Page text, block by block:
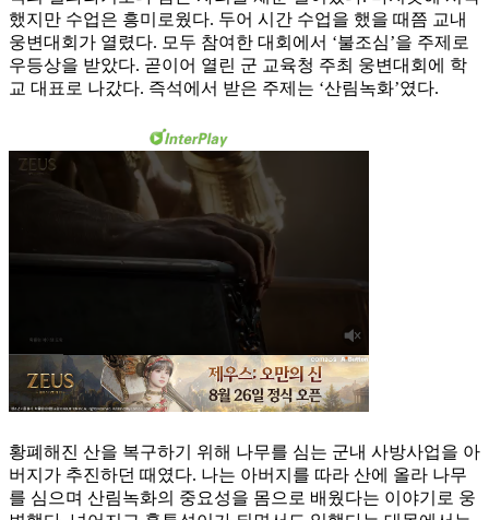
했지만 수업은 흥미로웠다. 두어 시간 수업을 했을 때쯤 교내
웅변대회가 열렸다. 모두 참여한 대회에서 ‘불조심’을 주제로
우등상을 받았다. 곧이어 열린 군 교육청 주최 웅변대회에 학
교 대표로 나갔다. 즉석에서 받은 주제는 ‘산림녹화’였다.
황폐해진 산을 복구하기 위해 나무를 심는 군내 사방사업을 아
버지가 추진하던 때였다. 나는 아버지를 따라 산에 올라 나무
를 심으며 산림녹화의 중요성을 몸으로 배웠다는 이야기로 웅